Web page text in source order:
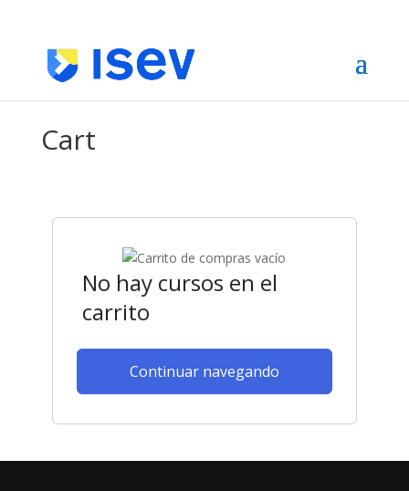
Cart
No hay cursos en el
carrito
Continuar navegando